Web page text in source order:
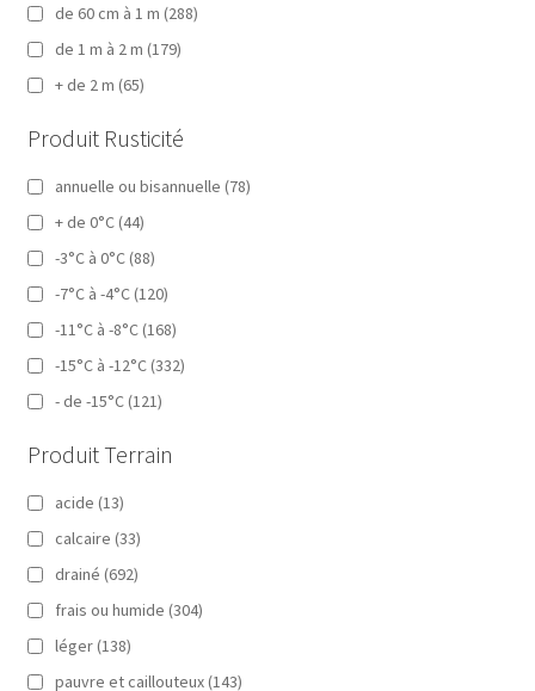
de 60 cm à 1 m (288)
de 1 m à 2 m (179)
+ de 2 m (65)
Produit Rusticité
annuelle ou bisannuelle (78)
+ de 0°C (44)
-3°C à 0°C (88)
-7°C à -4°C (120)
-11°C à -8°C (168)
-15°C à -12°C (332)
- de -15°C (121)
Produit Terrain
acide (13)
calcaire (33)
drainé (692)
frais ou humide (304)
léger (138)
pauvre et caillouteux (143)